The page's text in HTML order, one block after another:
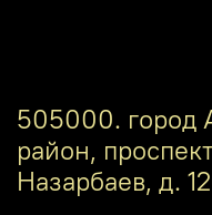
505000. город
район,
Назарбаев, д.